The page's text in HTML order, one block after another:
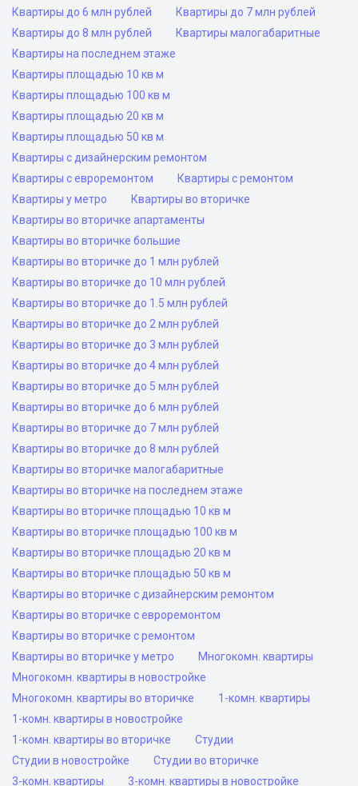
Квартиры до 6 млн рублей
Квартиры до 7 млн рублей
Квартиры до 8 млн рублей
Квартиры малогабаритные
Квартиры на последнем этаже
Квартиры площадью 10 кв м
Квартиры площадью 100 кв м
Квартиры площадью 20 кв м
Квартиры площадью 50 кв м
Квартиры с дизайнерским ремонтом
Квартиры с евроремонтом
Квартиры с ремонтом
Квартиры у метро
Квартиры во вторичке
Квартиры во вторичке апартаменты
Квартиры во вторичке большие
Квартиры во вторичке до 1 млн рублей
Квартиры во вторичке до 10 млн рублей
Квартиры во вторичке до 1.5 млн рублей
Квартиры во вторичке до 2 млн рублей
Квартиры во вторичке до 3 млн рублей
Квартиры во вторичке до 4 млн рублей
Квартиры во вторичке до 5 млн рублей
Квартиры во вторичке до 6 млн рублей
Квартиры во вторичке до 7 млн рублей
Квартиры во вторичке до 8 млн рублей
Квартиры во вторичке малогабаритные
Квартиры во вторичке на последнем этаже
Квартиры во вторичке площадью 10 кв м
Квартиры во вторичке площадью 100 кв м
Квартиры во вторичке площадью 20 кв м
Квартиры во вторичке площадью 50 кв м
Квартиры во вторичке с дизайнерским ремонтом
Квартиры во вторичке с евроремонтом
Квартиры во вторичке с ремонтом
Квартиры во вторичке у метро
Многокомн. квартиры
Многокомн. квартиры в новостройке
Многокомн. квартиры во вторичке
1-комн. квартиры
1-комн. квартиры в новостройке
1-комн. квартиры во вторичке
Студии
Студии в новостройке
Студии во вторичке
3-комн. квартиры
3-комн. квартиры в новостройке